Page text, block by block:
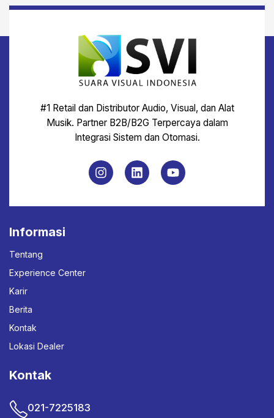
#1 Retail dan Distributor Audio, Visual, dan Alat
Musik. Partner B2B/B2G Terpercaya dalam
Integrasi Sistem dan Otomasi.
Informasi
Tentang
Experience Center
Karir
Berita
Kontak
Lokasi Dealer
Kontak
021-7225183